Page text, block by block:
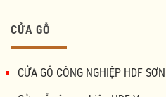
CỬA GỖ
CỬA GỖ CÔNG NGHIỆP HDF SƠN